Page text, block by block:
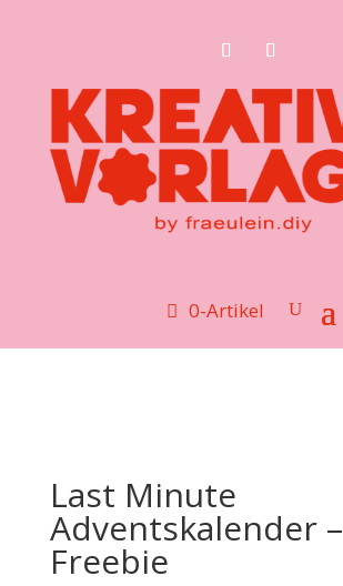
0-Artikel
Last Minute
Adventskalender –
Freebie